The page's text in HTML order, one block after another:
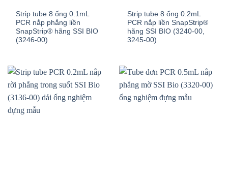
Strip tube 8 ống 0.1mL
PCR nắp phẳng liền
SnapStrip® hãng SSI BIO
(3246-00)
Strip tube 8 ống 0.2mL
PCR nắp liền SnapStrip®
hãng SSI BIO (3240-00,
3245-00)